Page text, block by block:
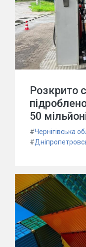
Розкрито
50
#Чернігівська
#